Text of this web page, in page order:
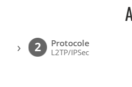
› 2 Protocole
L2TP/IPSec